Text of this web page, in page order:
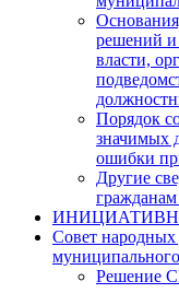
решений и
власти,
Порядок
значимых
ошибки
Другие
Совет народных
Решение